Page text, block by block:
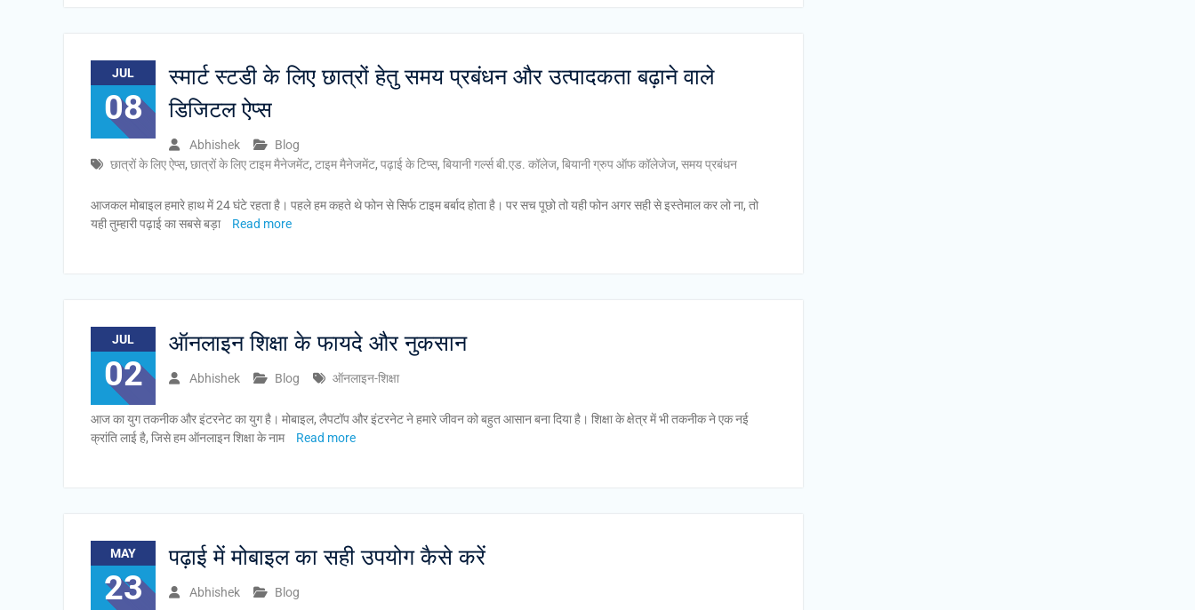
JUL
08
स्मार्ट स्टडी के लिए छात्रों हेतु समय प्रबंधन और उत्पादकता बढ़ाने वाले
डिजिटल ऐप्स
Abhishek
Blog
छात्रों के लिए ऐप्स, छात्रों के लिए टाइम मैनेजमेंट, टाइम मैनेजमेंट, पढ़ाई के टिप्स, बियानी गर्ल्स बी.एड. कॉलेज, बियानी ग्रुप ऑफ कॉलेजेज, समय प्रबंधन
आजकल मोबाइल हमारे हाथ में 24 घंटे रहता है। पहले हम कहते थे फोन से सिर्फ टाइम बर्बाद होता है। पर सच पूछो तो यही फोन अगर सही से इस्तेमाल कर लो ना, तो
यही तुम्हारी पढ़ाई का सबसे बड़ा
Read more
JUL
02
ऑनलाइन शिक्षा के फायदे और नुकसान
Abhishek Blog ऑनलाइन-शिक्षा
आज का युग तकनीक और इंटरनेट का युग है। मोबाइल, लैपटॉप और इंटरनेट ने हमारे जीवन को बहुत आसान बना दिया है। शिक्षा के क्षेत्र में भी तकनीक ने एक नई
क्रांति लाई है, जिसे हम ऑनलाइन शिक्षा के नाम
Read more
MAY
23
पढ़ाई में मोबाइल का सही उपयोग कैसे करें
Abhishek Blog